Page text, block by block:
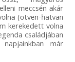
meccsén akár
(ötven-hatvan
kerekedett volna
családjában
már